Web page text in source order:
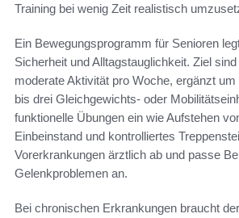
Training bei wenig Zeit realistisch
Ein Bewegungsprogramm für Senioren
Sicherheit und Alltagstauglichkeit. Ziel
moderate Aktivität pro Woche, ergänzt
bis drei Gleichgewichts- oder
funktionelle Übungen ein wie Aufstehen
Einbeinstand und kontrolliertes
Vorerkrankungen ärztlich ab und passe
Gelenkproblemen an.
Bei chronischen Erkrankungen braucht